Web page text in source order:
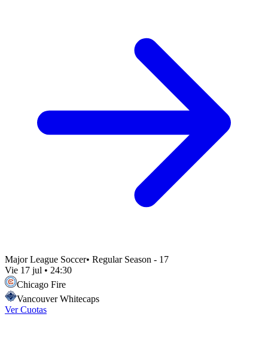
Major League Soccer• Regular Season - 17
Vie 17 jul • 24:30
Chicago Fire
Vancouver Whitecaps
Ver Cuotas